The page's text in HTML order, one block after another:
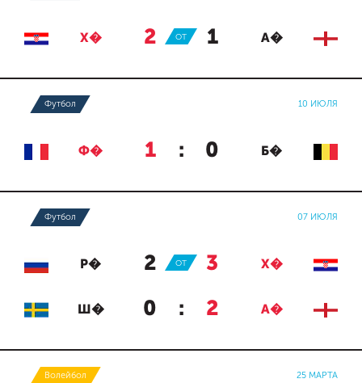
Х� 2 : 1 А�
ОТ
Футбол 10 ИЮЛЯ
Ф� 1 : 0 Б�
Футбол 07 ИЮЛЯ
Р� 2 : 3 Х�
ОТ
Ш� 0 : 2 А�
Волейбол 25 МАРТА